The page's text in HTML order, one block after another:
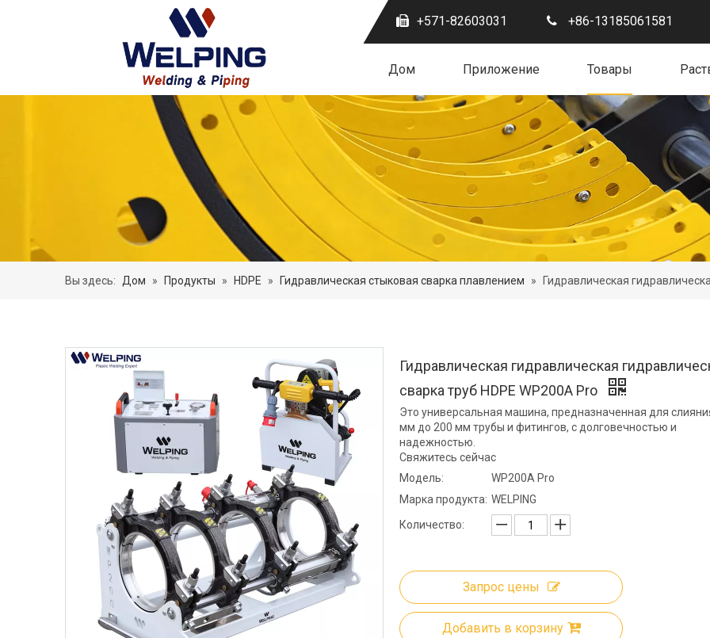
+571-82603031 +86-13185061581
Дом Приложение Товары
Вы здесь: Дом » Продукты » HDPE » Гидравлическая стыковая сварка плавлением » Гидравлическая
Гидравлическая гидравлическая
сварка труб HDPE WP200A Pro
Это универсальная машина, предназначенная для
мм до 200 мм трубы и фитингов, с долговечностью и
надежностью.
Свяжитесь сейчас
Модель:
WP200A Pro
Марка продукта: WELPING
Количество:
Запрос цены
Добавить в корзину